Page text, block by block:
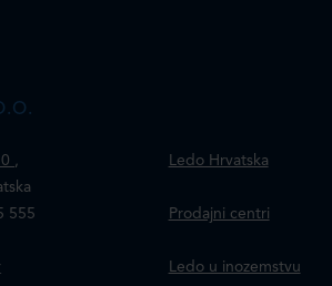
,
555
Ledo Hrvatska
Prodajni centri
Ledo u inozemstvu